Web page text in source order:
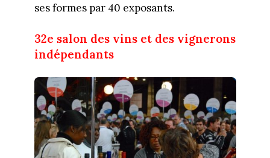
ses formes par 40 exposants.
32e salon des vins et des vignerons
indépendants